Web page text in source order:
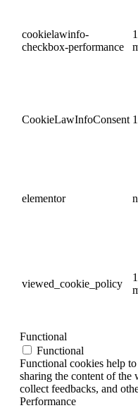
cookielawinfo-
checkbox-performance
CookieLawInfoConsent
elementor
viewed_cookie_policy
Functional
Functional
Functional cookies help
sharing the content of the
collect feedbacks, and
Performance